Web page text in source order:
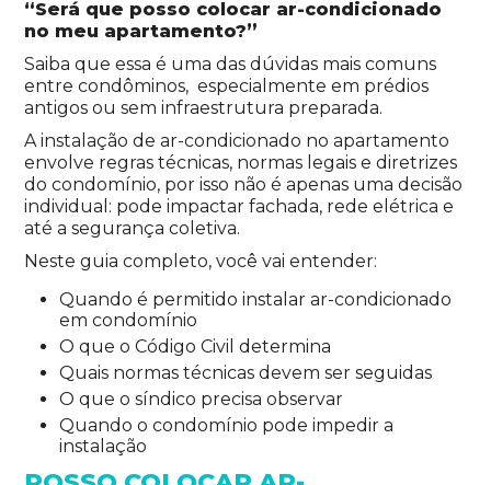
“Será que posso colocar ar-condicionado
no meu apartamento?”
Saiba que essa é uma das dúvidas mais comuns
entre condôminos, especialmente em prédios
antigos ou sem infraestrutura preparada.
A instalação de ar-condicionado no apartamento
envolve regras técnicas, normas legais e diretrizes
do condomínio, por isso não é apenas uma decisão
individual: pode impactar fachada, rede elétrica e
até a segurança coletiva.
Neste guia completo, você vai entender:
Quando é permitido instalar ar-condicionado
em condomínio
O que o Código Civil determina
Quais normas técnicas devem ser seguidas
O que o síndico precisa observar
Quando o condomínio pode impedir a
instalação